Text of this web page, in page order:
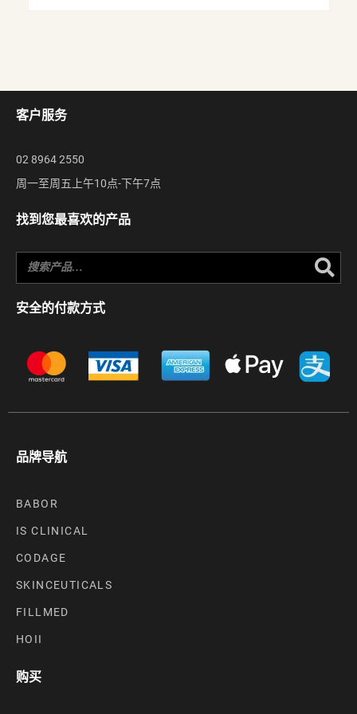
客户服务
02 8964 2550
周一至周五上午10点-下午7点
找到您最喜欢的产品
安全的付款方式
品牌导航
BABOR
IS CLINICAL
CODAGE
SKINCEUTICALS
FILLMED
HOII
购买